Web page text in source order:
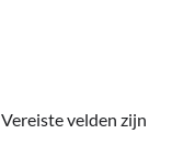
Vereiste velden zijn